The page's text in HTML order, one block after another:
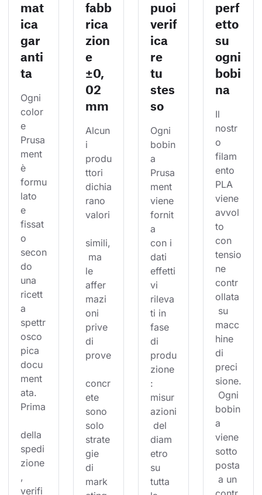
mat
ica
gar
anti
ta
Ogni
color
e
Prusa
ment
è
formu
lato
e
fissat
o
secon
do
una
ricett
a
spettr
osco
pica
docu
ment
ata.
Prima
della
spedi
zione
,
verifi
fabb
rica
zion
e
±0,
02
mm
Alcun
i
produ
ttori
dichia
rano
valori
simili,
ma
le
affer
mazi
oni
prive
di
prove
concr
ete
sono
solo
strate
gie
di
mark
puoi
verif
ica
re
tu
stes
so
Ogni
bobin
a
Prusa
ment
viene
fornit
a
con i
dati
effetti
vi
rileva
ti in
fase
di
produ
zione
:
misur
azioni
del
diam
etro
su
tutta
perf
etto
su
ogni
bobi
na
Il
nostr
o
filam
ento
PLA
viene
avvol
to
con
tensio
ne
contr
ollata
su
macc
hine
di
preci
sione.
Ogni
bobin
a
viene
sotto
posta
a un